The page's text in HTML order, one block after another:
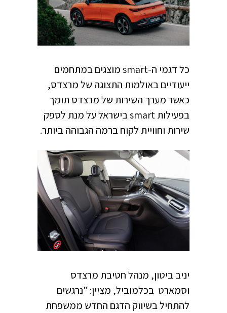
כל דגמי ה-smart מוצגים במתחמים
ייעודיים באולמות התצוגה של מרצדס,
כאשר מערך השירות של מרצדס תומך
בפעילות smart בישראל על מנת לספק
שירות וחוויית לקוח ברמה הגבוהה ביותר.
יניב ביטון, מנהל חטיבת מרצדס
וסמארט בכלמוביל, מציין: "נרגשים
להתחיל בשיווק הדגם החדש ממשפחת